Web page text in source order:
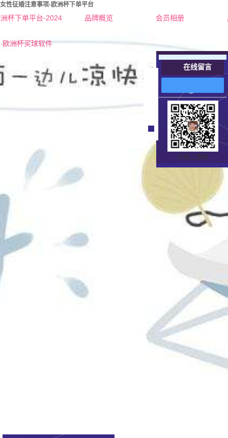
女性征婚注意事项-欧洲杯下单平台
杯下单平台-2024
欧洲杯买球软件
品牌概览
欧洲杯下单平台的简介
营业执照
会员相册
红娘-张老师
女士
男士
在线留言
扫描二维码